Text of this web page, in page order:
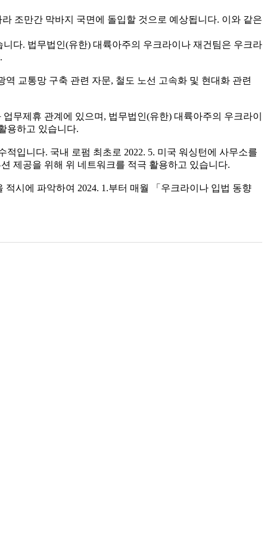
조만간 막바지 국면에 돌입할 것으로 예상됩니다. 이와 같은
다. 법무법인(유한) 대륙아주의 우크라이나 재건팀은 우크라
교통망 구축 관련 자문, 철도 노선 고속화 및 현대화 관련
무제휴 관계에 있으며, 법무법인(유한) 대륙아주의 우크라이
용하고 있습니다.
입니다. 국내 로펌 최초로 2022. 5. 미국 워싱턴에 사무소를
제공을 위해 위 네트워크를 적극 활용하고 있습니다.
시에 파악하여 2024. 1.부터 매월 「우크라이나 입법 동향